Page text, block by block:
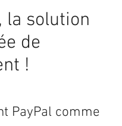
la solution
de
!
PayPal comme